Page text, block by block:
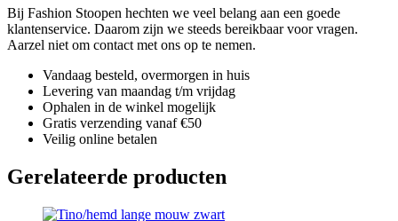
Bij Fashion Stoopen hechten we veel belang aan een goede
klantenservice. Daarom zijn we steeds bereikbaar voor vragen.
Aarzel niet om contact met ons op te nemen.
Vandaag besteld, overmorgen in huis
Levering van maandag t/m vrijdag
Ophalen in de winkel mogelijk
Gratis verzending vanaf €50
Veilig online betalen
Gerelateerde producten